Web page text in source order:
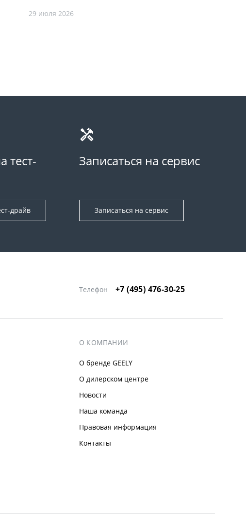
29 июля 2026
тест-
драйв
Записаться на сервис
Записаться на сервис
Телефон +7 (495) 476-30-25
О КОМПАНИИ
О бренде GEELY
О дилерском центре
Новости
Наша команда
Правовая информация
Контакты